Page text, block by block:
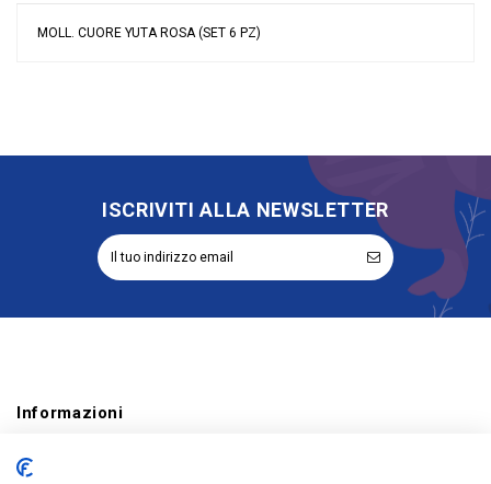
MOLL. CUORE YUTA ROSA (SET 6 PZ)
Riordinabile No
ISCRIVITI ALLA NEWSLETTER
Informazioni
Account